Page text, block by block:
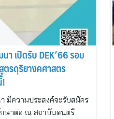
เปิดรับ DEK’66 รอบ
รดุริยางคศาสตร
!
ความประสงค์จะรับสมัคร
กษาต่อ ณ สถาบันดนตรี